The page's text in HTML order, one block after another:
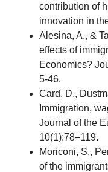
contribution of
innovation in
Alesina, A., &
effects of
Economics?
5-46.
Card, D.,
Immigration,
Journal of the
10(1):78–119.
Moriconi, S.,
of the